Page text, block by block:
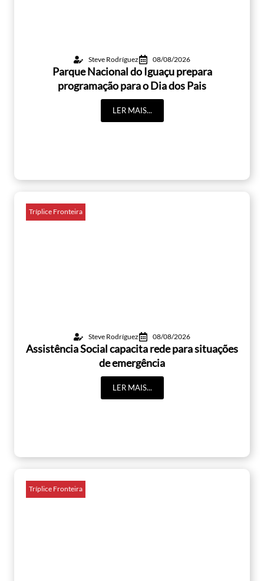
Steve Rodríguez 08/08/2026
Parque Nacional do Iguaçu prepara
programação para o Dia dos Pais
LER MAIS...
Tríplice Fronteira
Steve Rodríguez 08/08/2026
Assistência Social capacita rede para situações
de emergência
LER MAIS...
Tríplice Fronteira